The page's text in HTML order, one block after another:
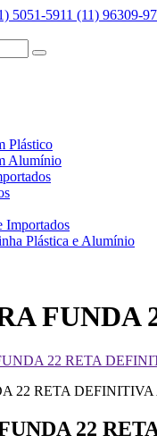
5051-5911 (11) 96309-
Plástico
Alumínio
Importados
Plástica e Alumínio
FUNDA
22 RETA
22